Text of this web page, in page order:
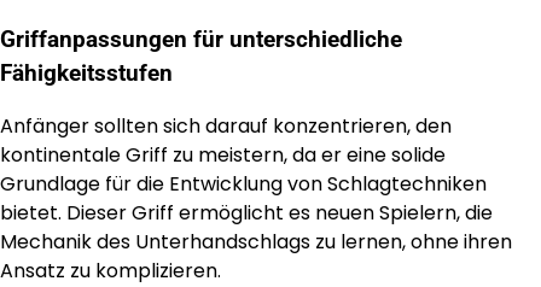
Griffanpassungen für unterschiedliche
Fähigkeitsstufen
Anfänger sollten sich darauf konzentrieren, den
kontinentale Griff zu meistern, da er eine solide
Grundlage für die Entwicklung von Schlagtechniken
bietet. Dieser Griff ermöglicht es neuen Spielern, die
Mechanik des Unterhandschlags zu lernen, ohne ihren
Ansatz zu komplizieren.